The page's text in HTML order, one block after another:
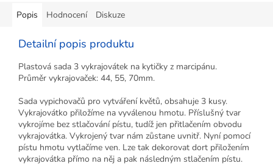
Popis Hodnocení Diskuze
Detailní popis produktu
Plastová sada 3 vykrajovátek na kytičky z marcipánu.
Průměr vykrajovaček: 44, 55, 70mm.
Sada vypichovačů pro vytváření květů, obsahuje 3 kusy.
Vykrajovátko přiložíme na vyválenou hmotu. Příslušný tvar
vykrojíme bez stlačování pístu, tudíž jen přitlačením obvodu
vykrajovátka. Vykrojený tvar nám zůstane uvnitř. Nyní pomocí
pístu hmotu vytlačíme ven. Lze tak dekorovat dort přiložením
vykrajovátka přímo na něj a pak následným stlačením pístu.